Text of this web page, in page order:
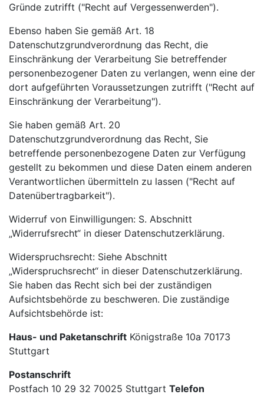
Gründe zutrifft ("Recht auf Vergessenwerden").
Ebenso haben Sie gemäß Art. 18
Datenschutzgrundverordnung das Recht, die
Einschränkung der Verarbeitung Sie betreffender
personenbezogener Daten zu verlangen, wenn eine der
dort aufgeführten Voraussetzungen zutrifft ("Recht auf
Einschränkung der Verarbeitung").
Sie haben gemäß Art. 20
Datenschutzgrundverordnung das Recht, Sie
betreffende personenbezogene Daten zur Verfügung
gestellt zu bekommen und diese Daten einem anderen
Verantwortlichen übermitteln zu lassen ("Recht auf
Datenübertragbarkeit").
Widerruf von Einwilligungen: S. Abschnitt
„Widerrufsrecht“ in dieser Datenschutzerklärung.
Widerspruchsrecht: Siehe Abschnitt
„Widerspruchsrecht“ in dieser Datenschutzerklärung.
Sie haben das Recht sich bei der zuständigen
Aufsichtsbehörde zu beschweren. Die zuständige
Aufsichtsbehörde ist:
Haus- und Paketanschrift Königstraße 10a 70173
Stuttgart
Postanschrift
Postfach 10 29 32 70025 Stuttgart Telefon